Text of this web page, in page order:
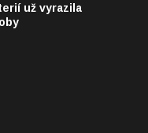
už vyrazila